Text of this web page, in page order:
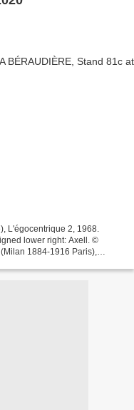
L'égocentrique 2, 1968.
lower right: Axell. ©
1884-1916 Paris),